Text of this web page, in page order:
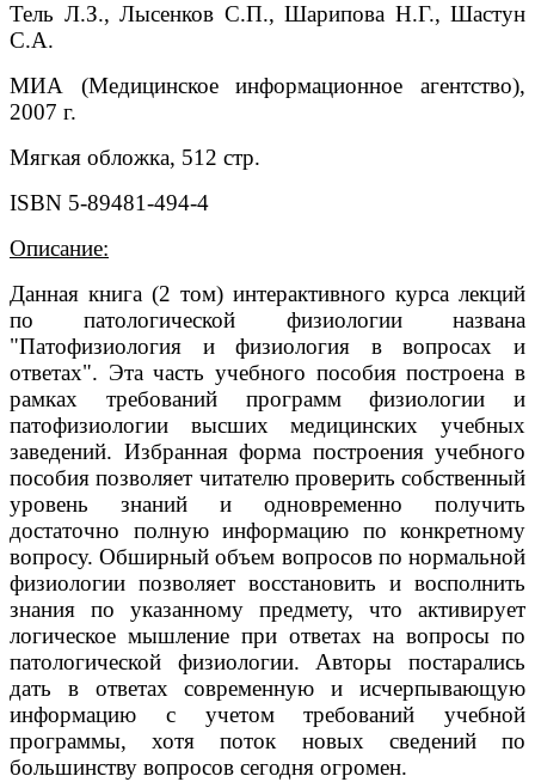
Тель Л.З., Лысенков С.П., Шарипова Н.Г., Шастун
С.А.
МИА (Медицинское информационное агентство),
2007 г.
Мягкая обложка, 512 стр.
ISBN 5-89481-494-4
Описание:
Данная книга (2 том) интерактивного курса лекций
по патологической физиологии названа
"Патофизиология и физиология в вопросах и
ответах". Эта часть учебного пособия построена в
рамках требований программ физиологии и
патофизиологии высших медицинских учебных
заведений. Избранная форма построения учебного
пособия позволяет читателю проверить собственный
уровень знаний и одновременно получить
достаточно полную информацию по конкретному
вопросу. Обширный объем вопросов по нормальной
физиологии позволяет восстановить и восполнить
знания по указанному предмету, что активирует
логическое мышление при ответах на вопросы по
патологической физиологии. Авторы постарались
дать в ответах современную и исчерпывающую
информацию с учетом требований учебной
программы, хотя поток новых сведений по
большинству вопросов сегодня огромен.